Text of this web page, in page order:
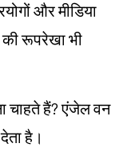
और मीडिया
की रूपरेखा भी
चाहते हैं? एंजेल वन
है।